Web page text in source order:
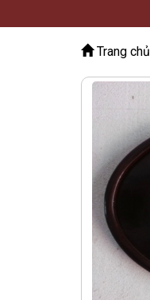
Trang chủ